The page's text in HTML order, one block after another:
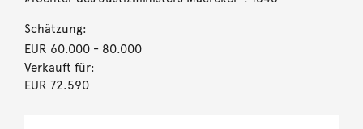
Schätzung:
EUR 60.000- 80.000
Verkauft für:
EUR 72.590